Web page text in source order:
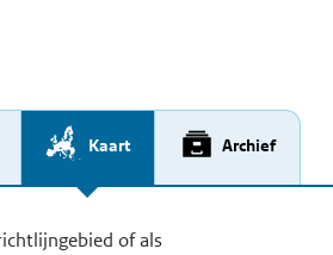
Kaart Archief
of als